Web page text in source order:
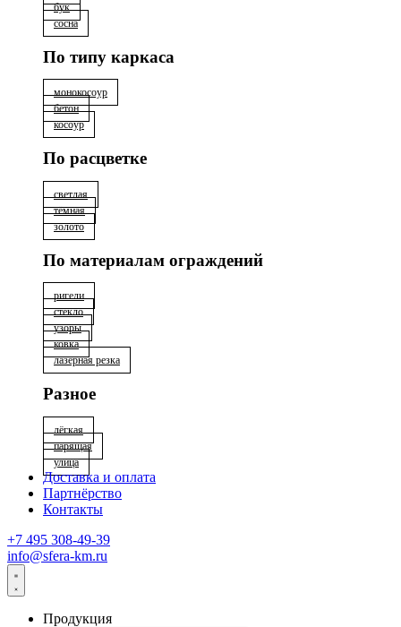
бук
сосна
По типу каркаса
монокосоур
бетон
косоур
По расцветке
светлая
тёмная
золото
По материалам ограждений
ригели
стекло
узоры
ковка
лазерная резка
Разное
лёгкая
парящая
улица
Доставка и оплата
Партнёрство
Контакты
+7 495 308-49-39
info@sfera-km.ru
Продукция